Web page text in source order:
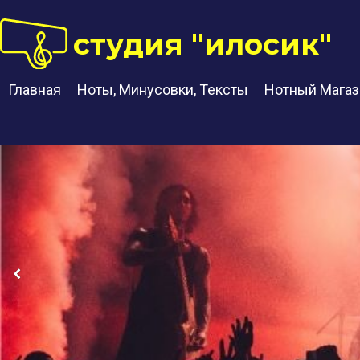
Главная Ноты, Минусовки, Тексты Нотный
студия "илосик"